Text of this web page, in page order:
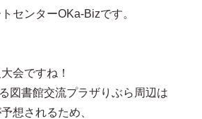
センターOKa-Bizです。
会ですね！
図書館交流プラザりぶら周辺は
想されるため、